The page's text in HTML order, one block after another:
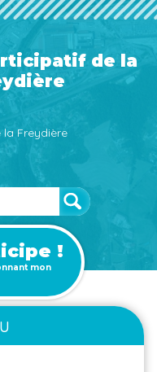
de la
Freydière
!
mon